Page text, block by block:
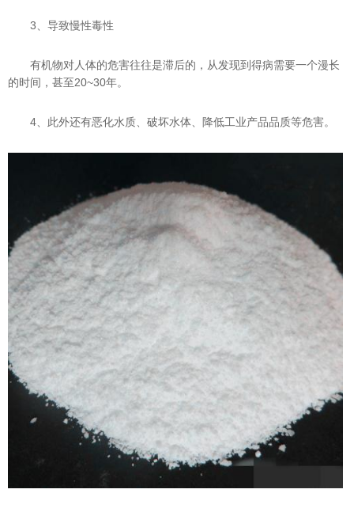
3、导致慢性毒性
有机物对人体的危害往往是滞后的，从发现到得病需要一个漫长
的时间，甚至20~30年。
4、此外还有恶化水质、破坏水体、降低工业产品品质等危害。